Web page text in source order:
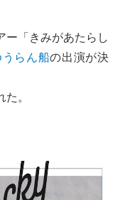
ー「きみがあたらし
うらん船の出演が決
。